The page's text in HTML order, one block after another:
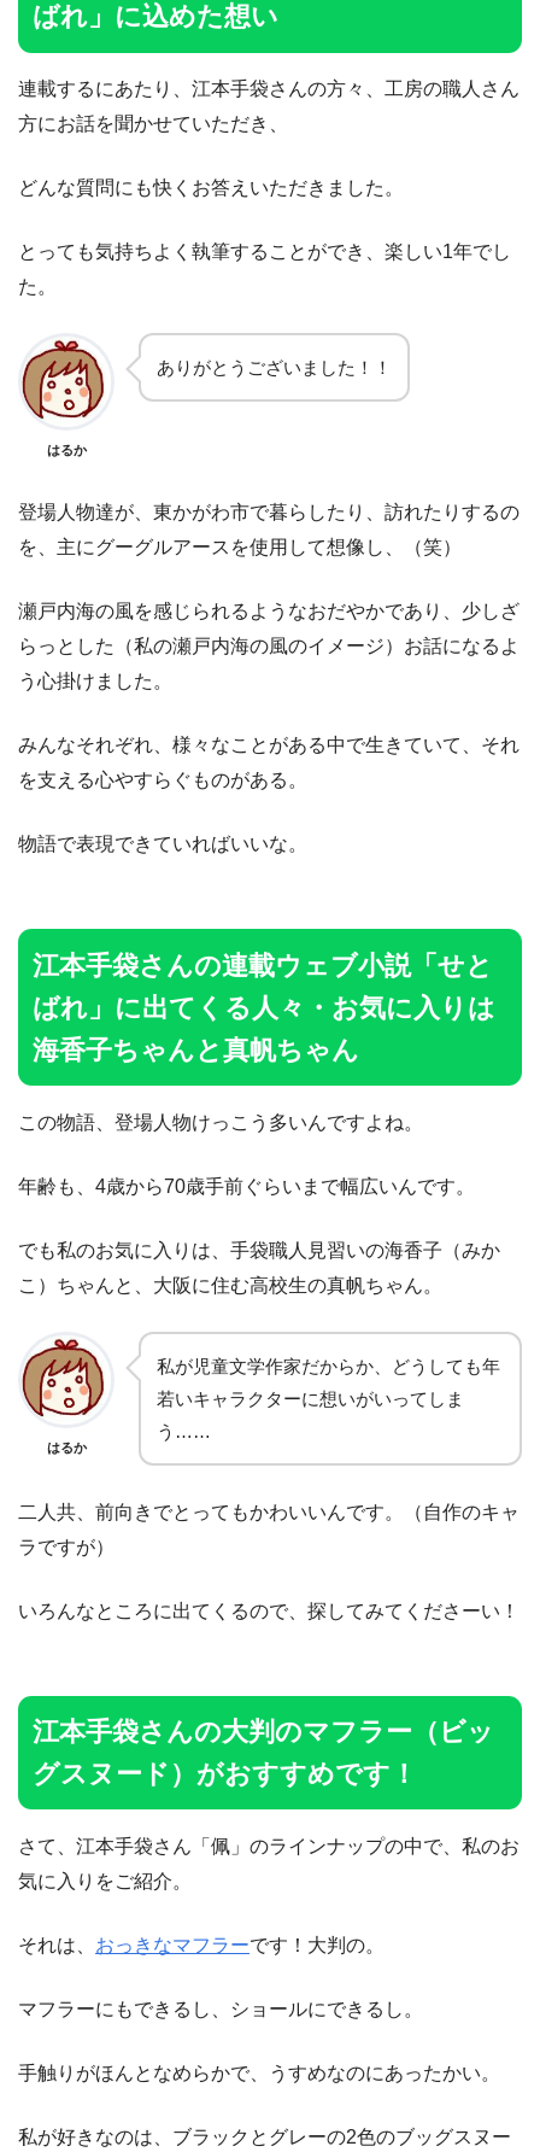
ばれ」に込めた想い
連載するにあたり、江本手袋さんの方々、工房の職人さん
方にお話を聞かせていただき、
どんな質問にも快くお答えいただきました。
とっても気持ちよく執筆することができ、楽しい1年でし
た。
はるか
ありがとうございました！！
登場人物達が、東かがわ市で暮らしたり、訪れたりするの
を、主にグーグルアースを使用して想像し、（笑）
瀬戸内海の風を感じられるようなおだやかであり、少しざ
らっとした（私の瀬戸内海の風のイメージ）お話になるよ
う心掛けました。
みんなそれぞれ、様々なことがある中で生きていて、それ
を支える心やすらぐものがある。
物語で表現できていればいいな。
江本手袋さんの連載ウェブ小説「せと
ばれ」に出てくる人々・お気に入りは
海香子ちゃんと真帆ちゃん
この物語、登場人物けっこう多いんですよね。
年齢も、4歳から70歳手前ぐらいまで幅広いんです。
でも私のお気に入りは、手袋職人見習いの海香子（みか
こ）ちゃんと、大阪に住む高校生の真帆ちゃん。
はるか
私が児童文学作家だからか、どうしても年
若いキャラクターに想いがいってしま
う……
二人共、前向きでとってもかわいいんです。（自作のキャ
ラですが）
いろんなところに出てくるので、探してみてくださーい！
江本手袋さんの大判のマフラー（ビッ
グスヌード）がおすすめです！
さて、江本手袋さん「佩」のラインナップの中で、私のお
気に入りをご紹介。
それは、 おっきなマフラーです！大判の。
マフラーにもできるし、ショールにできるし。
手触りがほんとなめらかで、うすめなのにあったかい。
私が好きなのは、ブラックとグレーの2色のブッグスヌー